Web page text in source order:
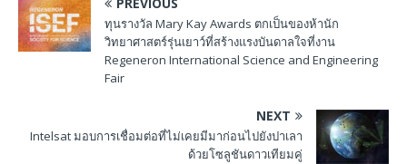
ทุนรางวัล Mary Kay Awards ตกเป็นของห้านัก
วิทยาศาสตร์รุ่นเยาว์ที่สร้างแรงบันดาลใจที่งาน
Regeneron International Science and Engineering
Fair
NEXT
Intelsat มอบการเชื่อมต่อที่ไม่เคยมีมาก่อนไปยังปาเลา
ด้วยโซลูชันดาวเทียมคู่